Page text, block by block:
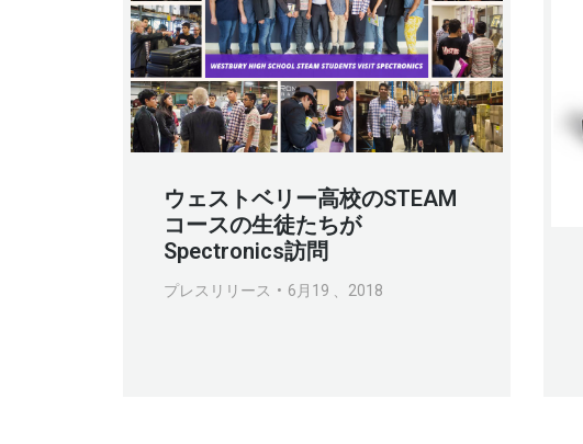
ウェストベリー高校のSTEAM
コースの生徒たちが
Spectronics訪問
プレスリリース 6月19 、2018